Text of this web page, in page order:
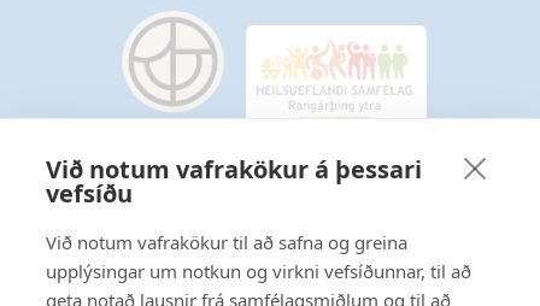
Við notum vafrakökur á þessari
vefsíðu
Við notum vafrakökur til að safna og greina
upplýsingar um notkun og virkni vefsíðunnar, til að
geta notað lausnir frá samfélagsmiðlum og til að
Starfsmannavefur
Hafðu samband
Ritstjórnarstefna